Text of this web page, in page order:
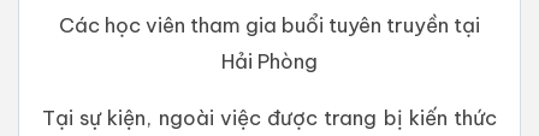
Các học viên tham gia buổi tuyên truyền tại
Hải Phòng
Tại sự kiện, ngoài việc được trang bị kiến thức